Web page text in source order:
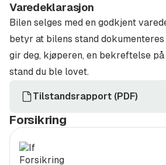
Frakt og levering i hele Norge:Vi
levering av din nye bruktbil til hele
kan motta bilen der det passer deg
Steffen Engelstad Sørlie
steffen.s@bos.no
Lasse Sjøstedt
Varedeklarasjon
Bilen selges med en godkjent
betyr at bilens stand
gir deg, kjøperen, en bekreftelse
stand du ble lovet.
Tilstandsrapport (PDF)
Forsikring